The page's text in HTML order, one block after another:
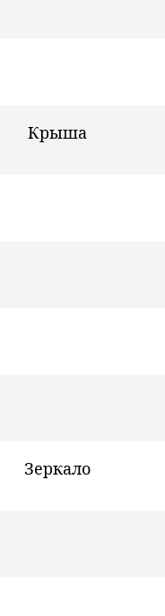
Крыша
Зеркало